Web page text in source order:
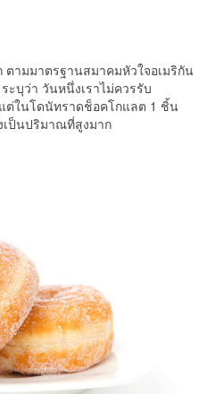
ามมาตรฐานสมาคมหัวใจอเมริกัน
ะบุว่า วันหนึ่งเราไม่ควรรับ
ต่ในโดนัทราดช็อคโกแลต 1 ชิ้น
ป็นปริมาณที่สูงมาก